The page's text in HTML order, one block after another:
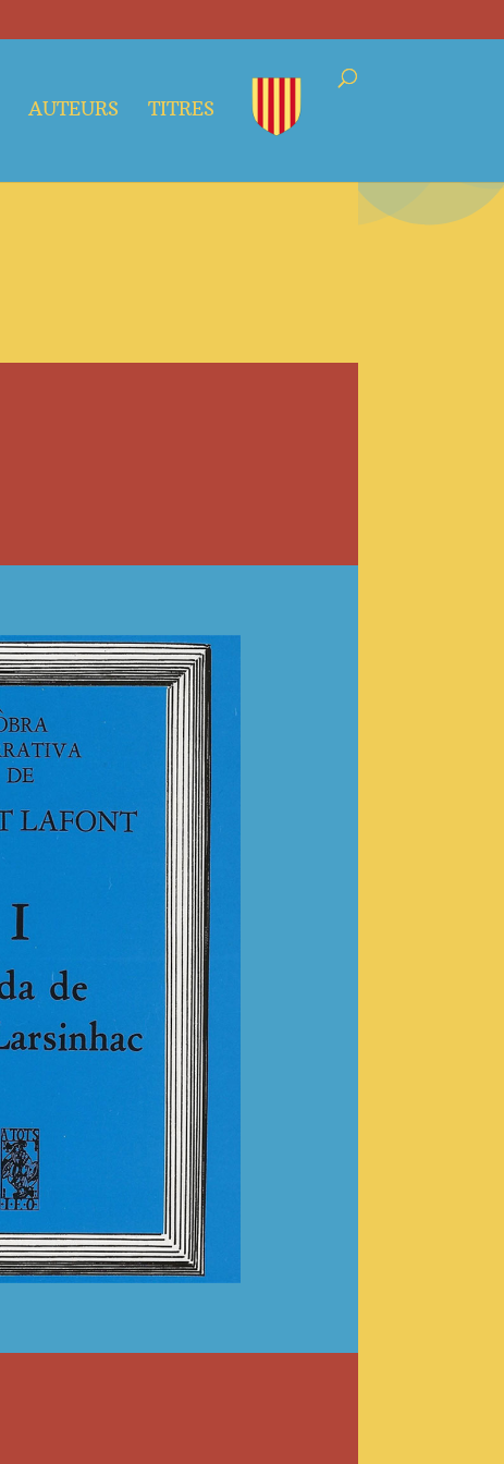
AUTEURS TITRES